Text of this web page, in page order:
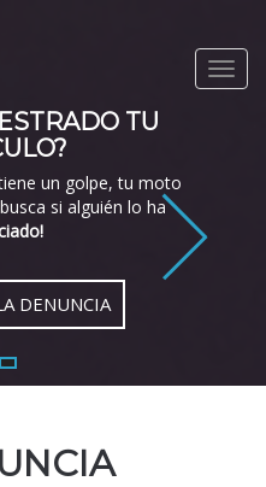
TU
un golpe, tu moto
si alguién lo ha
DENUNCIA
2